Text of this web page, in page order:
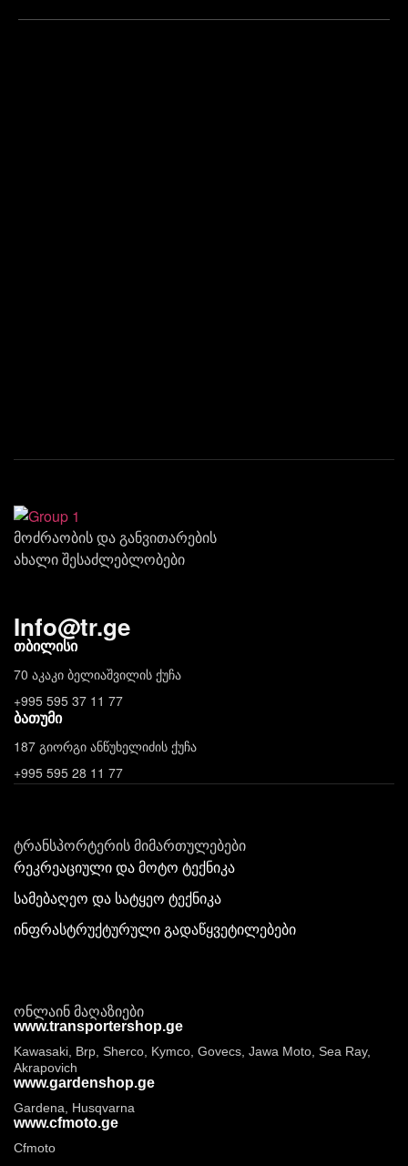
მოძრაობის და განვითარების
ახალი შესაძლებლობები
Info@tr.ge
თბილისი
70 აკაკი ბელიაშვილის ქუჩა
+995 595 37 11 77
ბათუმი
187 გიორგი ანწუხელიძის ქუჩა
+995 595 28 11 77
ტრანსპორტერის მიმართულებები
რეკრეაციული და მოტო ტექნიკა
სამებაღეო და სატყეო ტექნიკა
ინფრასტრუქტურული გადაწყვეტილებები
ონლაინ მაღაზიები
www.transportershop.ge
Kawasaki, Brp, Sherco, Kymco, Govecs, Jawa Moto, Sea Ray,
Akrapovich
www.gardenshop.ge
Gardena, Husqvarna
www.cfmoto.ge
Cfmoto